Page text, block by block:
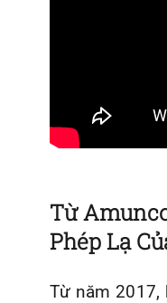
Từ
Phép Lạ
Từ năm 2017,